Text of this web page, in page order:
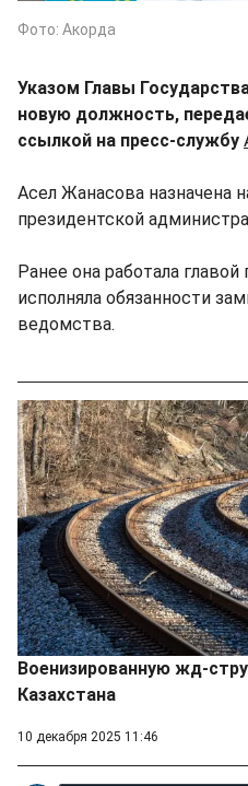
Фото: Акорда
Указом Главы
новую должность,
ссылкой на пресс-службу
Асел Жанасова назначена
президентской
Ранее она работала
исполняла обязанности
ведомства.
Военизированную жд-
Казахстана
10 декабря 2025 11:46